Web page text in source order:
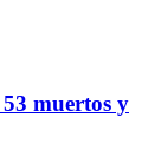
muertos y